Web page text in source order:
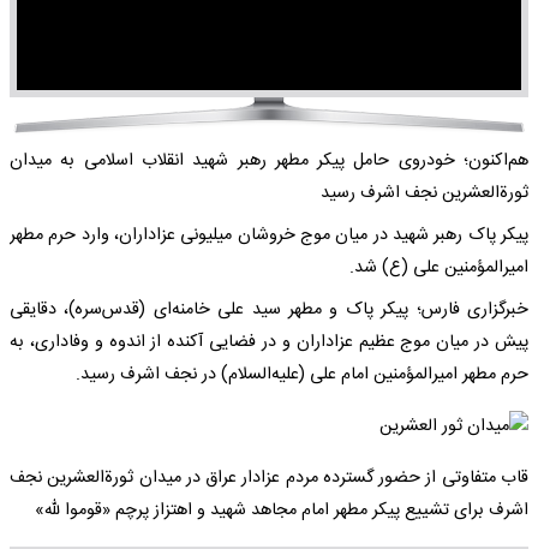
هم‌اکنون؛ خودروی حامل پیکر مطهر رهبر شهید انقلاب اسلامی به میدان
ثورةالعشرین نجف اشرف رسید
پیکر پاک رهبر شهید در میان موج خروشان میلیونی عزاداران، وارد حرم مطهر
امیرالمؤمنین علی (ع) شد.
خبرگزاری فارس؛ پیکر پاک و مطهر سید علی خامنه‌ای (قدس‌سره)، دقایقی
پیش در میان موج عظیم عزاداران و در فضایی آکنده از اندوه و وفاداری، به
حرم مطهر امیرالمؤمنین امام علی (علیه‌السلام) در نجف اشرف رسید.
قاب متفاوتی از حضور گسترده مردم عزادار عراق در میدان ثورةالعشرین نجف
اشرف برای تشییع پیکر مطهر امام مجاهد شهید و اهتزاز پرچم «قوموا لله»